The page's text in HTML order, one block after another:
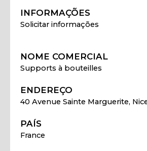
INFORMAÇÕES
Solicitar informações
NOME COMERCIAL
Supports à bouteilles
ENDEREÇO
40 Avenue Sainte Marguerite,
PAÍS
France